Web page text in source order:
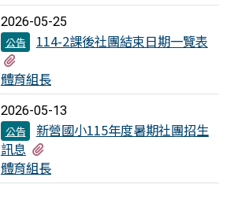
2026-05-25
公告
114-2課後社團結束日期一覽表
體育組長
2026-05-13
公告
新營國小115年度暑期社團招生
訊息
體育組長